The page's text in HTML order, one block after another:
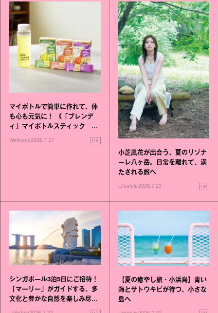
マイボトルで簡単に作れて、体
も心も元気に！ 《「ブレンデ
ィ」マイボトルスティック い
いこと毎日》シリーズが誕生
Wellness2026.7.27 PR
小芝風花が出合う、夏のリゾナ
ーレ八ヶ岳。日常を離れて、満
たされる旅へ
Lifestyle2026.7.23 PR
シンガポール3泊5日にご招待！
「マーリー」がガイドする、多
文化と豊かな自然を楽しみ尽く
す旅
【夏の癒やし旅・小浜島】青い
海とサトウキビが待つ、小さな
島へ